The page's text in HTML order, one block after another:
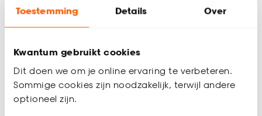
Toestemming Details Over
Kwantum gebruikt cookies
Dit doen we om je online ervaring te verbeteren.
Sommige cookies zijn noodzakelijk, terwijl andere
optioneel zijn.
Deel jouw product & volg ons op social
Productomschrijving
Vloerkleed Tereza in een grijze kleur met een print van
verschillende bloemen. Dit vloerkleed is gemaakt van 60%